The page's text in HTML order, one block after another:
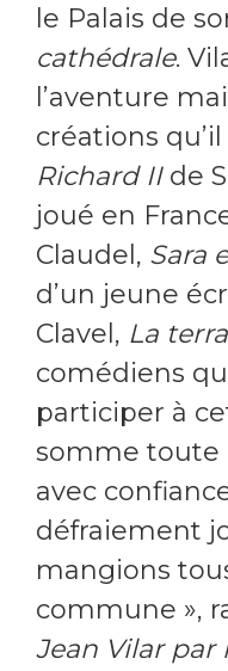
le Palais de
cathédrale.
l’aventure
créations
Richard IIde
joué en
Claudel, Sara
d’un jeune
Clavel, La
comédiens
participer à
somme toute
avec
défraiement
mangions
commune »,
Jean Vilar par